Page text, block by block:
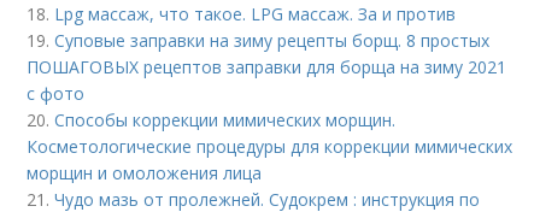
18. Lpg массаж, что такое. LPG массаж. За и против
19.Суповые заправки на зиму рецепты борщ. 8 простых
ПОШАГОВЫХ рецептов заправки для борща на зиму 2021
с фото
20.Способы коррекции мимических морщин.
Косметологические процедуры для коррекции мимических
морщин и омоложения лица
21.Чудо мазь от пролежней. Судокрем : инструкция по